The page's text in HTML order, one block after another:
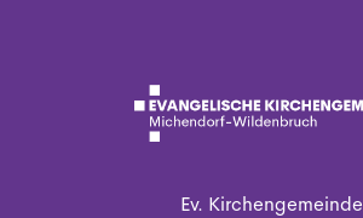
Ev. Kirchengemeinde